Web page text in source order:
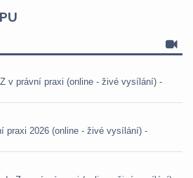
v právní praxi (online - živé vysílání) -
praxi 2026 (online - živé vysílání) -